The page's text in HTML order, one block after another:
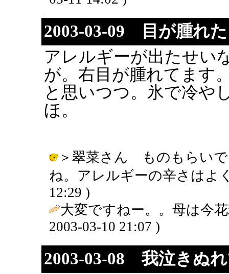
2003-03-09 目が腫れ
アレルギーが出たせい
が。右目が腫れてます
と思いつつ。氷で冷や
ほ。
＞翠菜さん ものもらい
ね。アレルギーの辛さはよ
12:29 )
大変ですねー。。母は今
2003-03-10 21:07 )
2003-03-08 我泣きぬ